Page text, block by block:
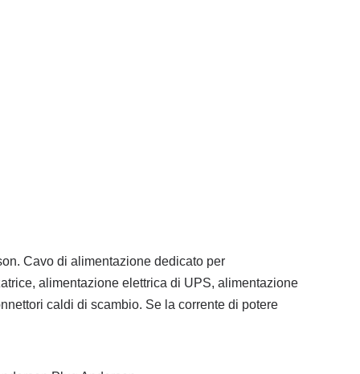
Cavo di alimentazione dedicato per
alimentazione elettrica di UPS, alimentazione
caldi di scambio. Se la corrente di potere